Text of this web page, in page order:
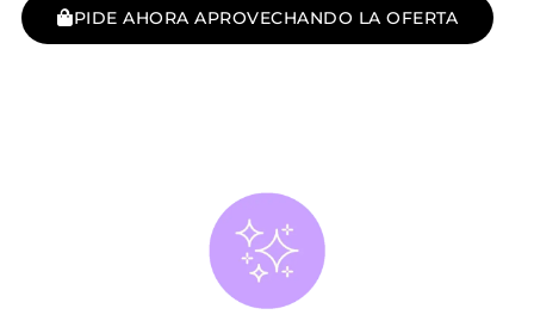
PIDE AHORA APROVECHANDO LA OFERTA